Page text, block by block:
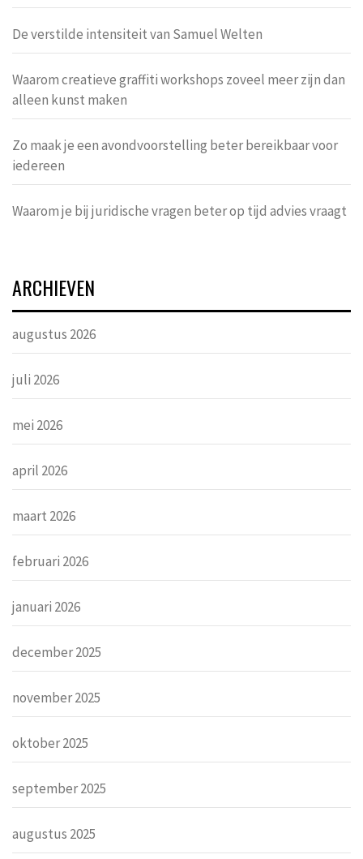
De verstilde intensiteit van Samuel Welten
Waarom creatieve graffiti workshops zoveel meer zijn dan
alleen kunst maken
Zo maak je een avondvoorstelling beter bereikbaar voor
iedereen
Waarom je bij juridische vragen beter op tijd advies vraagt
ARCHIEVEN
augustus 2026
juli 2026
mei 2026
april 2026
maart 2026
februari 2026
januari 2026
december 2025
november 2025
oktober 2025
september 2025
augustus 2025